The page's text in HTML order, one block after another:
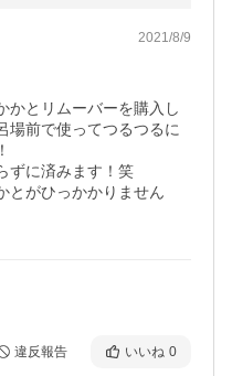
2021/8/9
かとリムーバーを購入し
場前で使ってつるつるに
ずに済みます！笑
とがひっかかりません
違反報告 いいね 0